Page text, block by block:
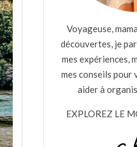
Voyageuse,
découvertes, je
mes expériences,
mes conseils pour
aider à
EXPLOREZ LE